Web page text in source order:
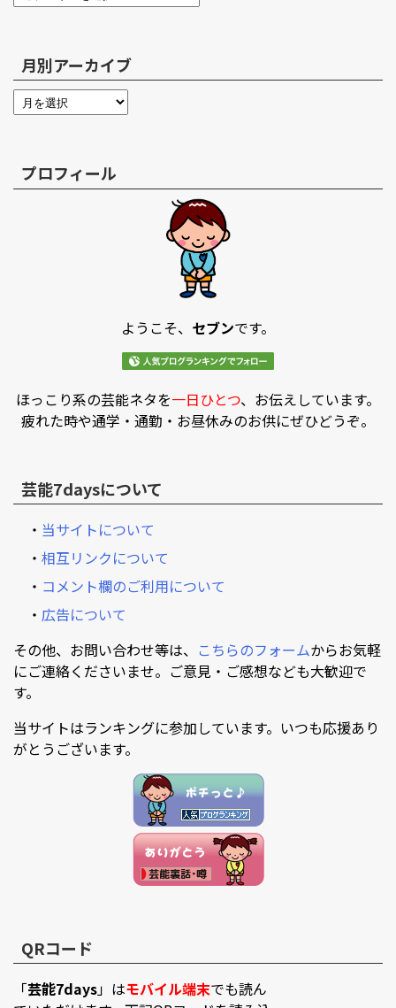
月別アーカイブ
プロフィール
ようこそ、 セブンです。
ほっこり系の芸能ネタを一日ひとつ、お伝えしています。
疲れた時や通学・通勤・お昼休みのお供にぜひどうぞ。
芸能7daysについて
・ 当サイトについて
・ 相互リンクについて
・ コメント欄のご利用について
・ 広告について
その他、お問い合わせ等は、 こちらのフォームからお気軽
にご連絡くださいませ。ご意見・ご感想なども大歓迎で
す。
当サイトはランキングに参加しています。いつも応援あり
がとうございます。
QRコード
「芸能7days」はモバイル端末でも読ん